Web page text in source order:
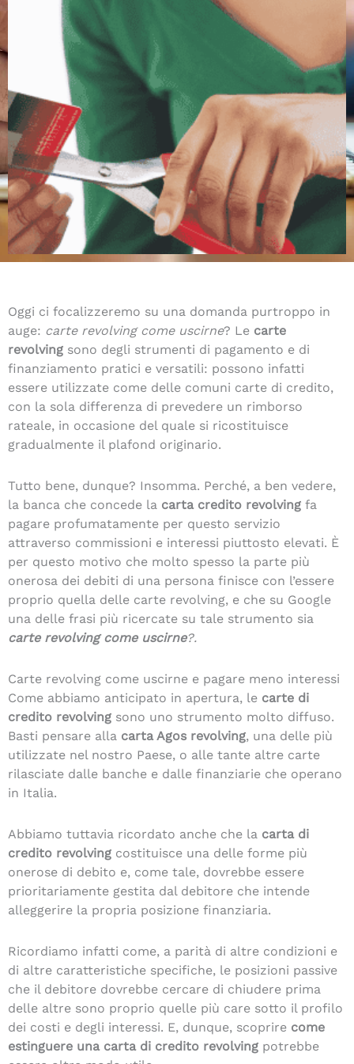
Oggi ci focalizzeremo su una domanda purtroppo in
auge: carte revolving come uscirne? Le carte
revolving sono degli strumenti di pagamento e di
finanziamento pratici e versatili: possono infatti
essere utilizzate come delle comuni carte di credito,
con la sola differenza di prevedere un rimborso
rateale, in occasione del quale si ricostituisce
gradualmente il plafond originario.
Tutto bene, dunque? Insomma. Perché, a ben vedere,
la banca che concede la carta credito revolving fa
pagare profumatamente per questo servizio
attraverso commissioni e interessi piuttosto elevati. È
per questo motivo che molto spesso la parte più
onerosa dei debiti di una persona finisce con l’essere
proprio quella delle carte revolving, e che su Google
una delle frasi più ricercate su tale strumento sia
carte revolving come uscirne?.
Carte revolving come uscirne e pagare meno interessi
Come abbiamo anticipato in apertura, le carte di
credito revolving sono uno strumento molto diffuso.
Basti pensare alla carta Agos revolving, una delle più
utilizzate nel nostro Paese, o alle tante altre carte
rilasciate dalle banche e dalle finanziarie che operano
in Italia.
Abbiamo tuttavia ricordato anche che la carta di
credito revolving costituisce una delle forme più
onerose di debito e, come tale, dovrebbe essere
prioritariamente gestita dal debitore che intende
alleggerire la propria posizione finanziaria.
Ricordiamo infatti come, a parità di altre condizioni e
di altre caratteristiche specifiche, le posizioni passive
che il debitore dovrebbe cercare di chiudere prima
delle altre sono proprio quelle più care sotto il profilo
dei costi e degli interessi. E, dunque, scoprire come
estinguere una carta di credito revolving potrebbe